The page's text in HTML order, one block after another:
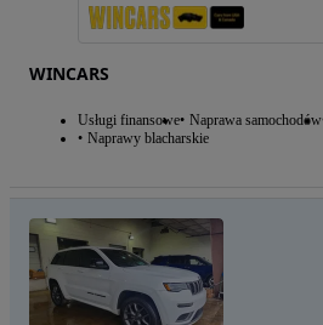
WINCARS
Usługi finansowe Naprawa samochodów
Naprawy blacharskie